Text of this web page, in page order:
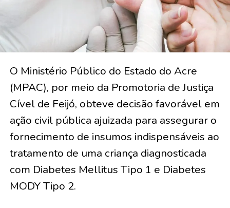
O Ministério Público do Estado do Acre
(MPAC), por meio da Promotoria de Justiça
Cível de Feijó, obteve decisão favorável em
ação civil pública ajuizada para assegurar o
fornecimento de insumos indispensáveis ao
tratamento de uma criança diagnosticada
com Diabetes Mellitus Tipo 1 e Diabetes
MODY Tipo 2.